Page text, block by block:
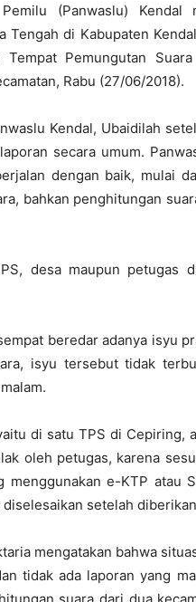
(Panwaslu) Kendal
Tengah di Kabupaten
Pemungutan
Rabu (27/06/2018).
Kendal, Ubaidilah
secara umum.
dengan baik, mulai
bahkan penghitungan
desa maupun petugas
beredar adanya isyu
isyu tersebut tidak
di satu TPS di Cepiring,
oleh petugas, karena
e-KTP atau
setelah
mengatakan bahwa
tidak ada laporan yang